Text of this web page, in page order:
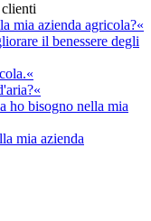
mia azienda agricola?«
il benessere degli
ho bisogno nella mia
mia azienda